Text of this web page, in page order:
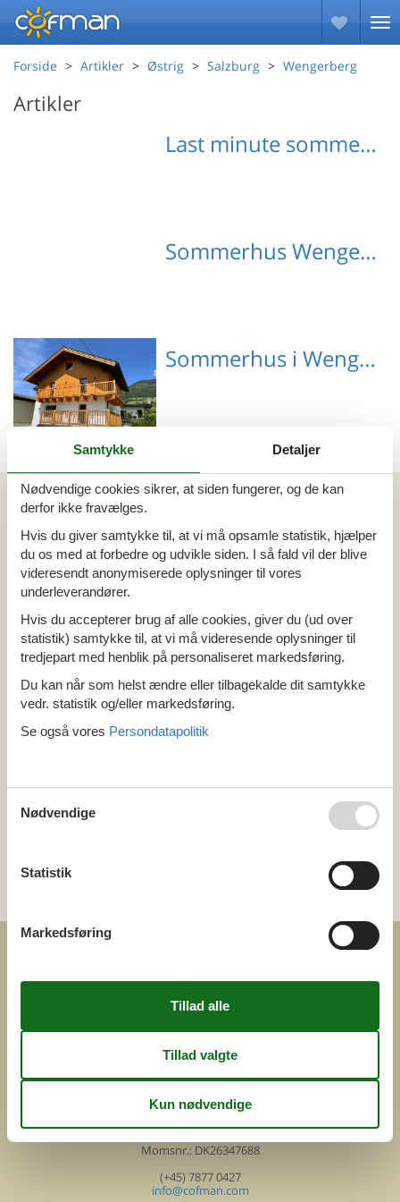
Forside Artikler Østrig Salzburg Wengerberg
Artikler
Last minute sommerhuse Wengerberg
Sommerhus Wengerberg med hund
Sommerhus i Wengerberg
Emne nr.: 301-
AT5710.290.1
Artikeltyper
Sommerhus
Din Cofman ferie
Område
Alle
Østrig
Salzburg
Wengerberg
Tema
Alle
COFMAN.COM
ved
Nygade 8b. 2. th
DK-7400 Herning
Danmark
Cofman.com
Momsnr.: DK26347688
(+45) 7877 0427
info@cofman.com
Samtykke Detaljer
Nødvendige cookies sikrer, at siden fungerer, og de kan
derfor ikke fravælges.
Hvis du giver samtykke til, at vi må opsamle statistik, hjælper
du os med at forbedre og udvikle siden. I så fald vil der blive
videresendt anonymiserede oplysninger til vores
underleverandører.
Hvis du accepterer brug af alle cookies, giver du (ud over
statistik) samtykke til, at vi må videresende oplysninger til
tredjepart med henblik på personaliseret markedsføring.
Du kan når som helst ændre eller tilbagekalde dit samtykke
vedr. statistik og/eller markedsføring.
Se også vores Persondatapolitik
Nødvendige
Statistik
Markedsføring